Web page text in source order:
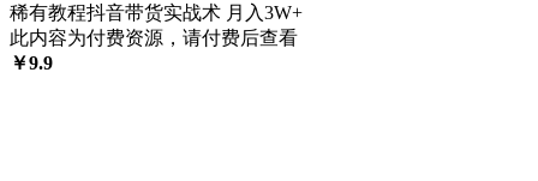
稀有教程抖音带货实战术 月入3W+
此内容为付费资源，请付费后查看
￥9.9